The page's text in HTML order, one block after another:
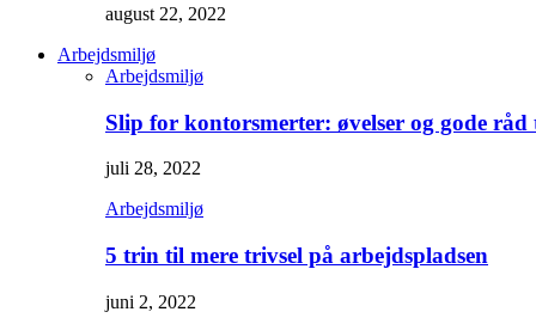
august 22, 2022
Arbejdsmiljø
Arbejdsmiljø
Slip for kontorsmerter: øvelser og gode
juli 28, 2022
Arbejdsmiljø
5 trin til mere trivsel på arbejdspladsen
juni 2, 2022